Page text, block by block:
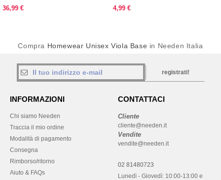
36,99 €
4,99 €
Compra Homewear Unisex Viola Base in Needen Italia
registrati!
INFORMAZIONI
Chi siamo Needen
Traccia il mio ordine
Modalità di pagamento
Consegna
Rimborso/ritorno
Aiuto & FAQs
CONTATTACI
Cliente
cliente@needen.it
Vendite
vendite@needen.it
02 81480723
Lunedì - Giovedì: 10:00-13:00 e